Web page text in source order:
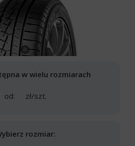
w wielu rozmiarach
od: zł/szt.
rozmiar: